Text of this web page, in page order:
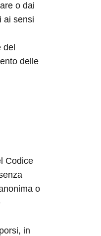
o dai
ai sensi
delle
Codice
o
in